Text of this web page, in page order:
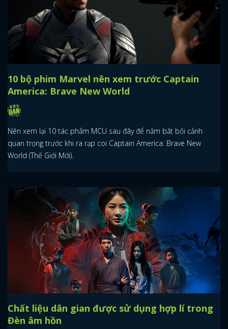
10 bộ phim Marvel nên xem trước Captain
America: Brave New World
Nên xem lại 10 tác phẩm MCU sau đây để nắm bắt bối cảnh
quan trọng trước khi ra rạp coi Captain America: Brave New
World (Thế Giới Mới).
Chất liệu dân gian được sử dụng hợp lí trong
Đèn âm hồn